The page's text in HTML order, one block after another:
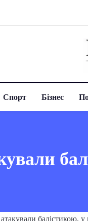
Спорт Бізнес